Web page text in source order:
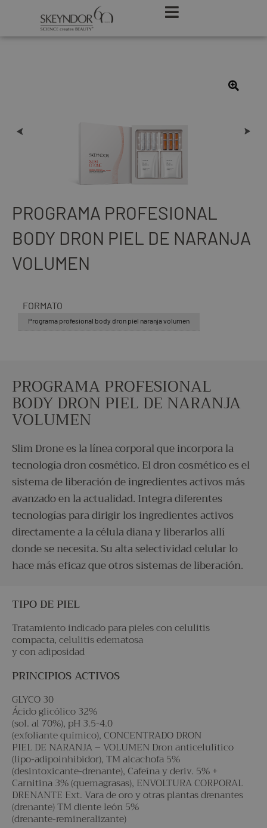
PROGRAMA PROFESIONAL
BODY DRON PIEL DE NARANJA
VOLUMEN
FORMATO
Programa profesional body dron piel naranja volumen
PROGRAMA PROFESIONAL
BODY DRON PIEL DE NARANJA
VOLUMEN
Slim Drone es la línea corporal que incorpora la
tecnología dron cosmético. El dron cosmético es el
sistema de liberación de ingredientes activos más
avanzado en la actualidad. Integra diferentes
tecnologías para dirigir los ingredientes activos
directamente a la célula diana y liberarlos allí
donde se necesita. Su alta selectividad celular lo
hace más eficaz que otros sistemas de liberación.
TIPO DE PIEL
Tratamiento indicado para pieles con celulitis
compacta, celulitis edematosa
y con adiposidad
PRINCIPIOS ACTIVOS
GLYCO 30
Ácido glicólico 32%
(sol. al 70%), pH 3.5-4.0
(exfoliante químico), CONCENTRADO DRON
PIEL DE NARANJA – VOLUMEN Dron anticelulítico
(lipo-adipoinhibidor), TM alcachofa 5%
(desintoxicante-drenante), Cafeína y deriv. 5% +
Carnitina 3% (quemagrasas), ENVOLTURA CORPORAL
DRENANTE Ext. Vara de oro y otras plantas drenantes
(drenante) TM diente león 5%
(drenante-remineralizante)